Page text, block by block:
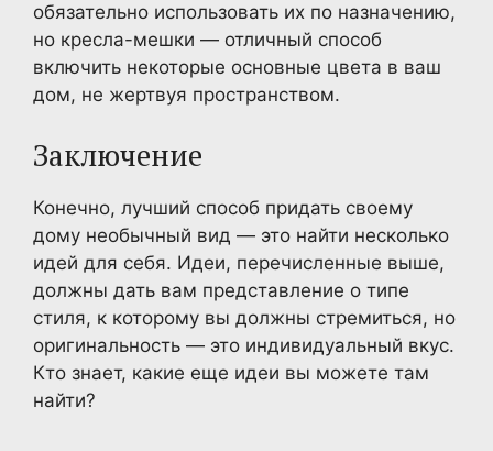
обязательно использовать их по назначению,
но кресла-мешки — отличный способ
включить некоторые основные цвета в ваш
дом, не жертвуя пространством.
Заключение
Конечно, лучший способ придать своему
дому необычный вид — это найти несколько
идей для себя. Идеи, перечисленные выше,
должны дать вам представление о типе
стиля, к которому вы должны стремиться, но
оригинальность — это индивидуальный вкус.
Кто знает, какие еще идеи вы можете там
найти?